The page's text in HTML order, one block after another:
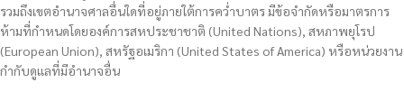
รวมถึงเขตอำนาจศาลอื่นใดที่อยู่ภายใต้การคว่ำบาตร มีข้อจำกัดหรือมาตรการ
ห้ามที่กำหนดโดยองค์การสหประชาชาติ (United Nations), สหภาพยุโรป
(European Union), สหรัฐอเมริกา (United States of America) หรือหน่วยงาน
กำกับดูแลที่มีอำนาจอื่น